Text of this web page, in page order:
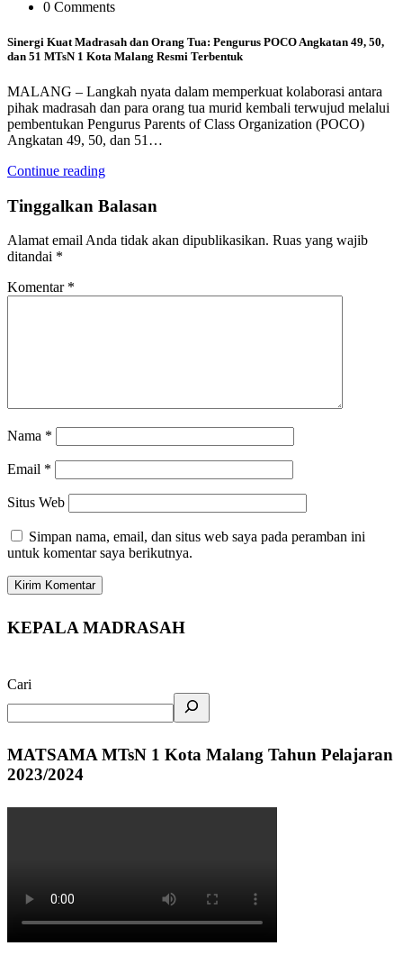
0 Comments
Sinergi Kuat Madrasah dan Orang Tua: Pengurus POCO Angkatan 49, 50,
dan 51 MTsN 1 Kota Malang Resmi Terbentuk
MALANG – Langkah nyata dalam memperkuat kolaborasi antara
pihak madrasah dan para orang tua murid kembali terwujud melalui
pembentukan Pengurus Parents of Class Organization (POCO)
Angkatan 49, 50, dan 51…
Continue reading
Tinggalkan Balasan
Alamat email Anda tidak akan dipublikasikan. Ruas yang wajib
ditandai *
Komentar *
Nama *
Email *
Situs Web
Simpan nama, email, dan situs web saya pada peramban ini
untuk komentar saya berikutnya.
KEPALA MADRASAH
Cari
MATSAMA MTsN 1 Kota Malang Tahun Pelajaran
2023/2024